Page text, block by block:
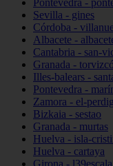
Pontevedra -
Sevilla - gines
Córdoba -
Albacete -
Cantabria - san-
Granada -
Illes-balears -
Pontevedra -
Zamora - el-
Bizkaia - sestao
Granada - murtas
Huelva - isla-
Huelva - cartaya
Girona - l39escala